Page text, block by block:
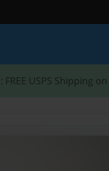
: FREE USPS Shipping